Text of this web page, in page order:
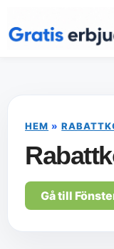
till
innehåll
HEM »
Gå till